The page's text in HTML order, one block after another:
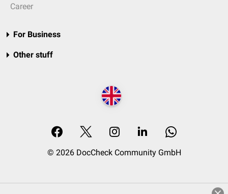
Career
For Business
Other stuff
© 2026 DocCheck Community GmbH